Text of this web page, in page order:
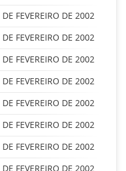
FEVEREIRO DE 2002
FEVEREIRO DE 2002
FEVEREIRO DE 2002
FEVEREIRO DE 2002
FEVEREIRO DE 2002
FEVEREIRO DE 2002
FEVEREIRO DE 2002
FEVEREIRO DE 2002